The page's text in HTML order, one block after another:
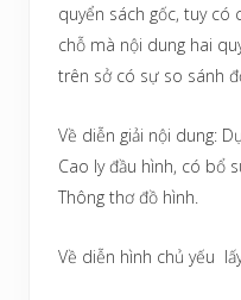
quyển sách gốc, tuy có
chỗ mà nội dung hai
trên sở có sự so sánh
Về diễn giải nội dung:
Cao ly đầu hình, có bổ
Thông thơ đồ hình.
Về diễn hình chủ yếu